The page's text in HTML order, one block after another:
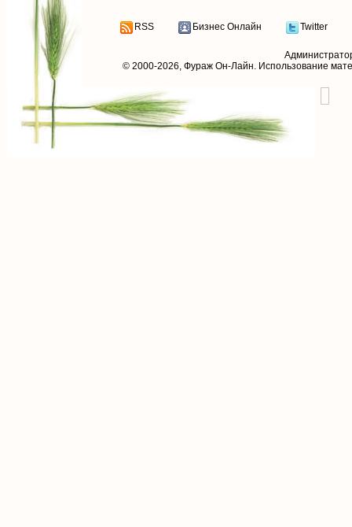
RSS Бизнес Онлайн Twitter
© 2000-2026, Фураж Он-Лайн. Использование